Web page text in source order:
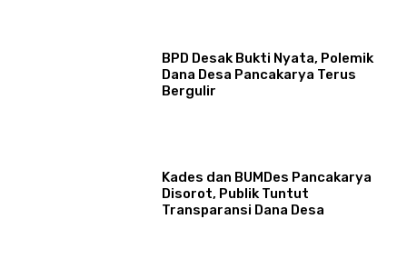
BPD Desak Bukti Nyata, Polemik
Dana Desa Pancakarya Terus
Bergulir
Kades dan BUMDes Pancakarya
Disorot, Publik Tuntut
Transparansi Dana Desa